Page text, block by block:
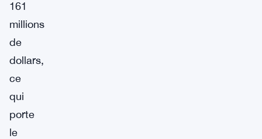
161
millions
de
dollars,
ce
qui
porte
le